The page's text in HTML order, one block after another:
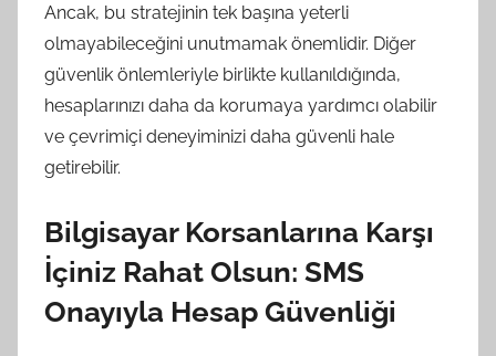
Ancak, bu stratejinin tek başına yeterli
olmayabileceğini unutmamak önemlidir. Diğer
güvenlik önlemleriyle birlikte kullanıldığında,
hesaplarınızı daha da korumaya yardımcı olabilir
ve çevrimiçi deneyiminizi daha güvenli hale
getirebilir.
Bilgisayar Korsanlarına Karşı
İçiniz Rahat Olsun: SMS
Onayıyla Hesap Güvenliği